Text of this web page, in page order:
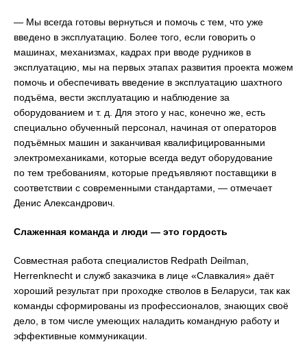
— Мы всегда готовы вернуться и помочь с тем, что уже
введено в эксплуатацию. Более того, если говорить о
машинах, механизмах, кадрах при вводе рудников в
эксплуатацию, мы на первых этапах развития проекта можем
помочь и обеспечивать введение в эксплуатацию шахтного
подъёма, вести эксплуатацию и наблюдение за
оборудованием и т. д. Для этого у нас, конечно же, есть
специально обученный персонал, начиная от операторов
подъёмных машин и заканчивая квалифицированными
электромеханиками, которые всегда ведут оборудование
по тем требованиям, которые предъявляют поставщики в
соответствии с современными стандартами, — отмечает
Денис Александрович.
Слаженная команда и люди — это гордость
Совместная работа специалистов Redpath Deilman,
Herrenknecht и служб заказчика в лице «Славкалия» даёт
хороший результат при проходке стволов в Беларуси, так как
команды сформированы из профессионалов, знающих своё
дело, в том числе умеющих наладить командную работу и
эффективные коммуникации.